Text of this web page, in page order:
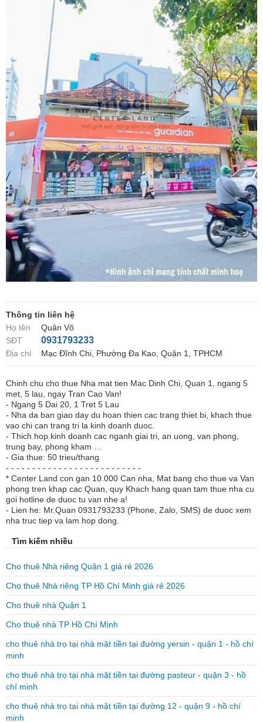
Thông tin liên hệ
Họ tên
Quân Võ
SĐT
0931793233
Địa chỉ Mạc Đĩnh Chi, Phường Đa Kao, Quận 1, TPHCM
Chinh chu cho thue Nha mat tien Mac Dinh Chi, Quan 1, ngang 5
met, 5 lau, ngay Tran Cao Van!
- Ngang 5 Dai 20, 1 Tret 5 Lau
- Nha da ban giao day du hoan thien cac trang thiet bi, khach thue
vao chi can trang tri la kinh doanh duoc.
- Thich hop kinh doanh cac nganh giai tri, an uong, van phong,
trung bay, phong kham …
- Gia thue: 50 trieu/thang
- - - - - - - - - - - - - - - - - - - - - - - - - -
* Center Land con gan 10.000 Can nha, Mat bang cho thue va Van
phong tren khap cac Quan, quy Khach hang quan tam thue nha cu
goi hotline de duoc tu van nhe a!
- Lien he: Mr.Quan 0931793233 (Phone, Zalo, SMS) de duoc xem
nha truc tiep va lam hop dong.
Tìm kiếm nhiều
Cho thuê Nhà riêng Quận 1 giá rẻ 2026
Cho thuê Nhà riêng TP Hồ Chí Minh giá rẻ 2026
Cho thuê nhà Quận 1
Cho thuê nhà TP Hồ Chí Minh
cho thuê nhà trọ tại nhà mặt tiền tại đường yersin - quận 1 - hồ chí
minh
cho thuê nhà trọ tại nhà mặt tiền tại đường pasteur - quận 3 - hồ
chí minh
cho thuê nhà trọ tại nhà mặt tiền tại đường 12 - quận 9 - hồ chí
minh